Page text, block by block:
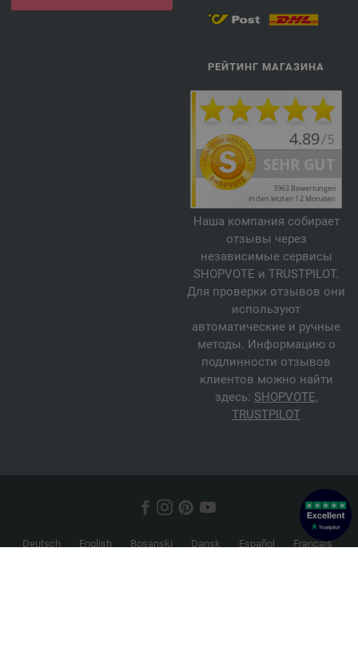
РЕЙТИНГ МАГАЗИНА
Наша компания собирает
отзывы через
независимые сервисы
SHOPVOTE и TRUSTPILOT.
Для проверки отзывов они
используют
автоматические и ручные
методы. Информацию о
подлинности отзывов
клиентов можно найти
здесь: SHOPVOTE,
TRUSTPILOT
Deutsch English Bosanski Dansk Español
Français